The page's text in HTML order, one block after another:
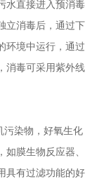
水直接进入预消毒
立消毒后，通过下
环境中运行，通过
消毒可采用紫外线
染物，好氧生化
膜生物反应器、
具有过滤功能的好